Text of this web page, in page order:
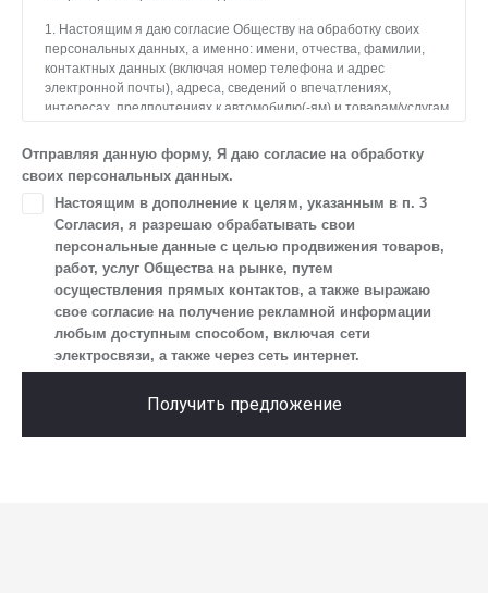
1. Настоящим я даю согласие Обществу на обработку своих
персональных данных, а именно: имени, отчества, фамилии,
контактных данных (включая номер телефона и адрес
электронной почты), адреса, сведений о впечатлениях,
интересах, предпочтениях к автомобилю(-ям) и товарам/услугам,
устройства и модели мобильного телефона посетителя сайта,
уникального идентификатора посетителя сайта,
предпочтительного времени и способа для контакта, истории
контактов.
следующие действия: сбор, запись, систематизация,
накопление, хранение, уточнение (обновление, изменение),
извлечение, использование, передача (предоставление, доступ),
блокирование, удаление, уничтожение персональных данных.
Общество обрабатывает персональные данные
с использованием средств автоматизации.
осуществление взаимодействия Общества с посетителями
Отправляя данную форму, Я даю согласие на обработку
своих персональных данных.
Настоящим в дополнение к целям, указанным в п. 3
Согласия, я разрешаю обрабатывать свои
персональные данные с целью продвижения товаров,
работ, услуг Общества на рынке, путем
осуществления прямых контактов, а также выражаю
свое согласие на получение рекламной информации
любым доступным способом, включая сети
электросвязи, а также через сеть интернет.
Получить предложение